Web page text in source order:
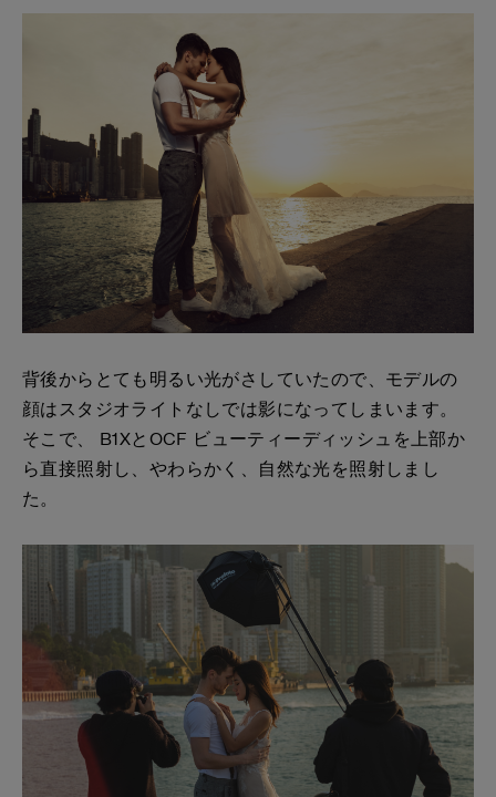
背後からとても明るい光がさしていたので、モデルの
顔はスタジオライトなしでは影になってしまいます。
そこで、 B1XとOCF ビューティーディッシュを上部か
ら直接照射し、やわらかく、自然な光を照射しまし
た。